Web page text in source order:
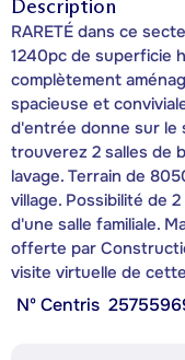
Description
RARETÉ dans ce
1240pc de superficie
complètement
spacieuse et
d'entrée donne sur le
trouverez 2 salles de
lavage. Terrain de
village. Possibilité de
d'une salle familiale.
offerte par
visite virtuelle de
Nº Centris